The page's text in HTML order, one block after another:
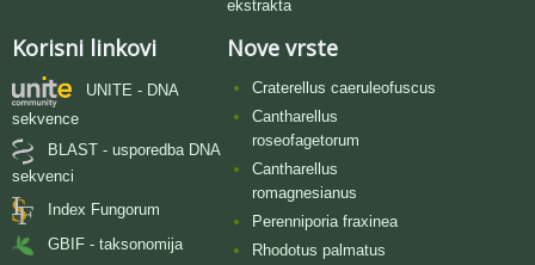
ekstrakta
Korisni linkovi
UNITE - DNA
sekvence
BLAST - usporedba DNA
sekvenci
Index Fungorum
GBIF - taksonomija
Nove vrste
Craterellus caeruleofuscus
Cantharellus
roseofagetorum
Cantharellus
romagnesianus
Perenniporia fraxinea
Rhodotus palmatus